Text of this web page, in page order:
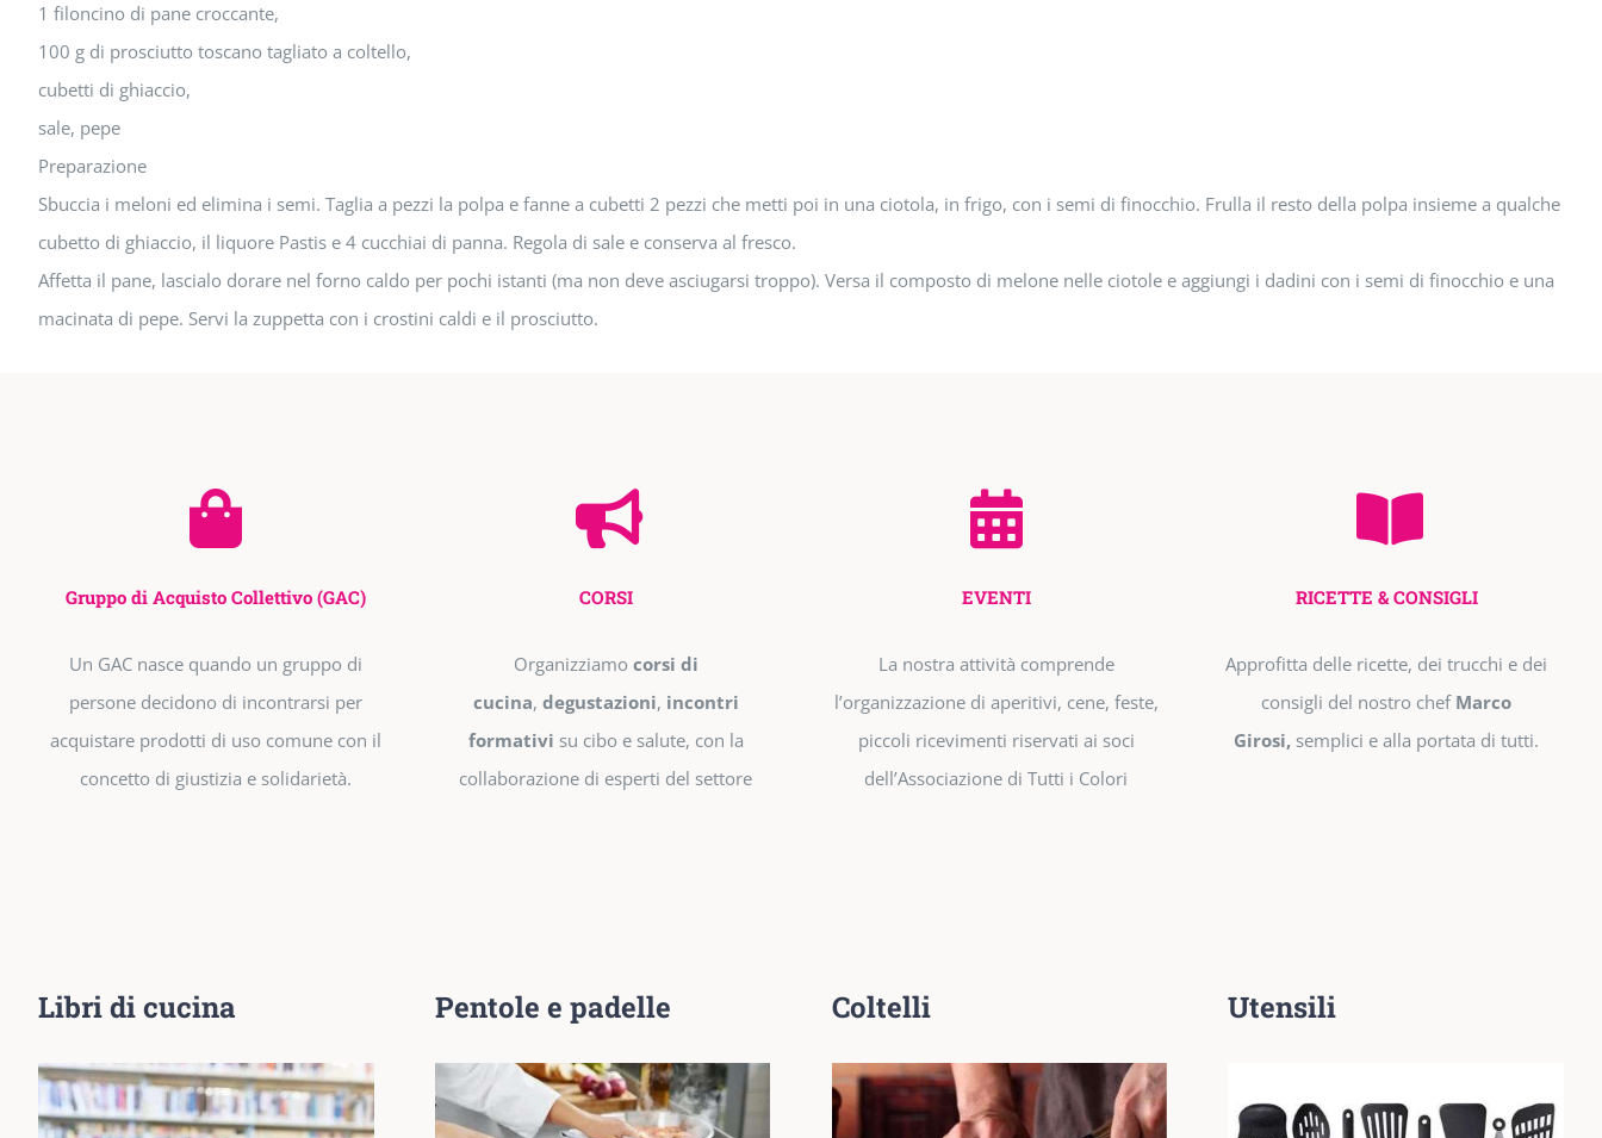
1 filoncino di pane croccante,
100 g di prosciutto toscano tagliato a coltello,
cubetti di ghiaccio,
sale, pepe
Preparazione
Sbuccia i meloni ed elimina i semi. Taglia a pezzi la polpa e fanne a cubetti 2 pezzi che metti poi in una ciotola, in frigo, con i semi di finocchio. Frulla il resto della polpa insieme a qualche
cubetto di ghiaccio, il liquore Pastis e 4 cucchiai di panna. Regola di sale e conserva al fresco.
Affetta il pane, lascialo dorare nel forno caldo per pochi istanti (ma non deve asciugarsi troppo). Versa il composto di melone nelle ciotole e aggiungi i dadini con i semi di finocchio e una
macinata di pepe. Servi la zuppetta con i crostini caldi e il prosciutto.
Gruppo di Acquisto Collettivo (GAC)
Un GAC nasce quando un gruppo di
persone decidono di incontrarsi per
acquistare prodotti di uso comune con il
concetto di giustizia e solidarietà.
CORSI
Organizziamo corsi di
cucina, degustazioni, incontri
formativi su cibo e salute, con la
collaborazione di esperti del settore
EVENTI
La nostra attività comprende
l’organizzazione di aperitivi, cene, feste,
piccoli ricevimenti riservati ai soci
dell’Associazione di Tutti i Colori
RICETTE & CONSIGLI
Approfitta delle ricette, dei trucchi e dei
consigli del nostro chef Marco
Girosi, semplici e alla portata di tutti.
Libri di cucina Pentole e padelle Coltelli Utensili